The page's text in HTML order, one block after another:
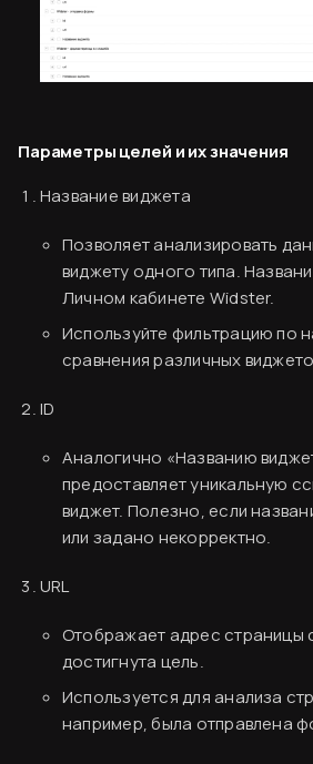
Вводная информация
База знаний
Создание аккаунта
Параметры целей и их значения
Название виджета
Позволяет анализировать
виджету одного типа.
Личном кабинете Widster.
Используйте фильтрацию по
сравнения различных
ID
Аналогично «Названию
предоставляет уникальную
виджет. Полезно, если
или задано некорректно.
URL
Отображает адрес страницы
достигнута цель.
Используется для анализа
например, была отправлена
Согласен
Финальный ужин Два шефа –
стать частью события?
Подробнее